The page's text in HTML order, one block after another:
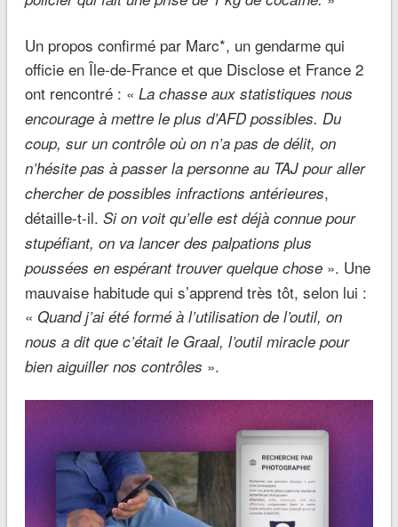
Un propos confirmé par Marc*, un gendarme qui
officie en Île-de-France et que Disclose et France 2
ont rencontré : « La chasse aux statistiques nous
encourage à mettre le plus d’AFD possibles. Du
coup, sur un contrôle où on n’a pas de délit, on
n’hésite pas à passer la personne au TAJ pour aller
chercher de possibles infractions antérieures,
détaille-t-il. Si on voit qu’elle est déjà connue pour
stupéfiant, on va lancer des palpations plus
poussées en espérant trouver quelque chose». Une
mauvaise habitude qui s’apprend très tôt, selon lui :
« Quand j’ai été formé à l’utilisation de l’outil, on
nous a dit que c’était le Graal, l’outil miracle pour
bien aiguiller nos contrôles ».